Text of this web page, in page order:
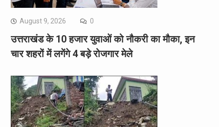
August 9, 2026 0
उत्तराखंड के 10 हजार युवाओं को नौकरी का मौका, इन
चार शहरों में लगेंगे 4 बड़े रोजगार मेले